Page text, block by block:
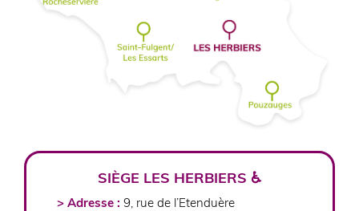
SIÈGE LES HERBIERS ♿
> Adresse : 9, rue de l’Etenduère